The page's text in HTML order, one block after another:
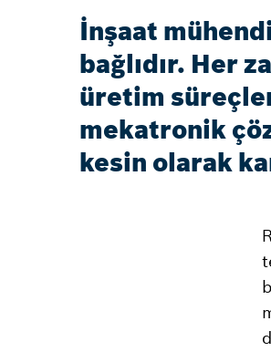
İnşaat
bağlıdır. Her
üretim
mekatronik
kesin olarak